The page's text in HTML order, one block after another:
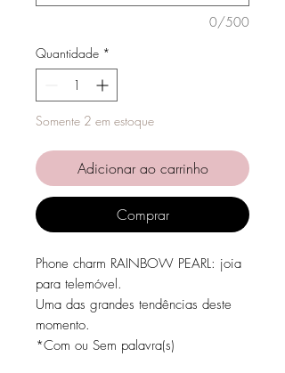
0/500
Quantidade *
Somente 2 em estoque
Adicionar ao carrinho
Comprar
Phone charm RAINBOW PEARL: joia
para telemóvel.
Uma das grandes tendências deste
momento.
*Com ou Sem palavra(s)